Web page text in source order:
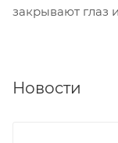
закрывают глаз
Новости